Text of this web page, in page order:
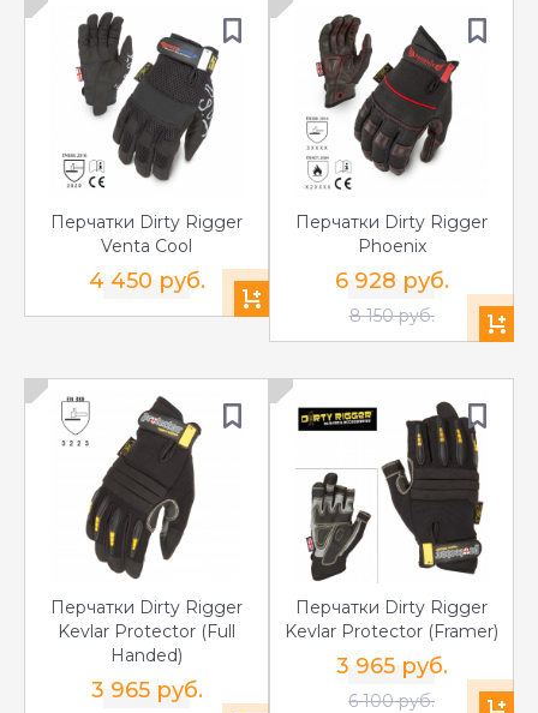
Перчатки Dirty Rigger
Venta Cool
4 450 руб.
Перчатки Dirty Rigger
Phoenix
6 928 руб.
8 150 руб.
Перчатки Dirty Rigger
Kevlar Protector (Full
Handed)
3 965 руб.
Перчатки Dirty Rigger
Kevlar Protector (Framer)
3 965 руб.
6 100 руб.